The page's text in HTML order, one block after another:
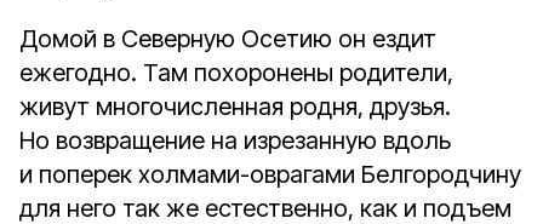
Домой в Северную Осетию он ездит
ежегодно. Там похоронены родители,
живут многочисленная родня, друзья.
Но возвращение на изрезанную вдоль
и поперек холмами-оврагами Белгородчину
для него так же естественно, как и подъем